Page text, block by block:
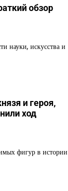
обзор
науки, искусства и
и героя,
ход
фигур в истории